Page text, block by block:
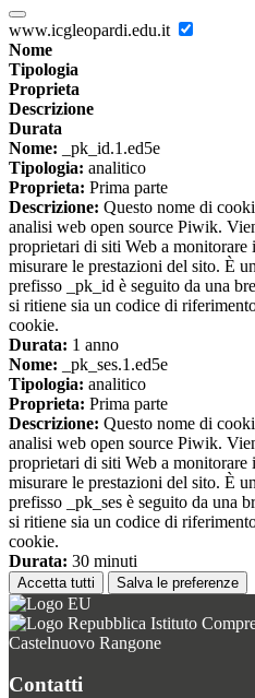
www.icgleopardi.edu.it
Nome
Tipologia
Proprieta
Descrizione
Durata
Nome: _pk_id.1.ed5e
Tipologia: analitico
Proprieta: Prima parte
Descrizione: Questo nome di
analisi web open source Piwik.
proprietari di siti Web a
misurare le prestazioni del sito. È
prefisso _pk_id è seguito da una
si ritiene sia un codice di
cookie.
Durata: 1 anno
Nome: _pk_ses.1.ed5e
Tipologia: analitico
Proprieta: Prima parte
Descrizione: Questo nome di
analisi web open source Piwik.
proprietari di siti Web a
misurare le prestazioni del sito. È
prefisso _pk_ses è seguito da una
si ritiene sia un codice di
cookie.
Durata: 30 minuti
Accetta tutti Salva le preferenze
Istituto
Castelnuovo Rangone
Contatti